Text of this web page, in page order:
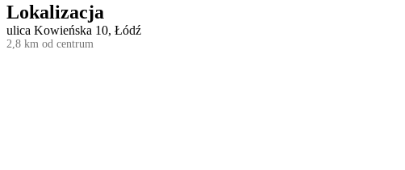
Lokalizacja
ulica Kowieńska 10, Łódź
2,8 km od centrum